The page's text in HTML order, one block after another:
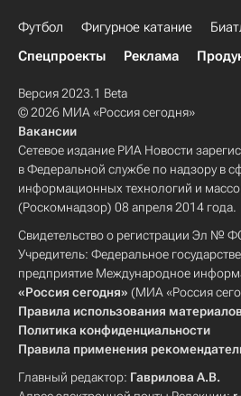
Футбол Фигурное катание
Спецпроекты
Реклама
Версия 2023.1 Beta
© 2026 МИА «Россия сегодня»
Вакансии
Сетевое издание РИА Новости
в Федеральной службе по надзору в
информационных технологий и
(Роскомнадзор) 08 апреля 2014 года.
Свидетельство о регистрации Эл №
Учредитель: Федеральное
предприятие Международное
«Россия сегодня» (МИА «Россия
Правила использования
Политика конфиденциальности
Правила применения
Главный редактор: Гаврилова А.В.